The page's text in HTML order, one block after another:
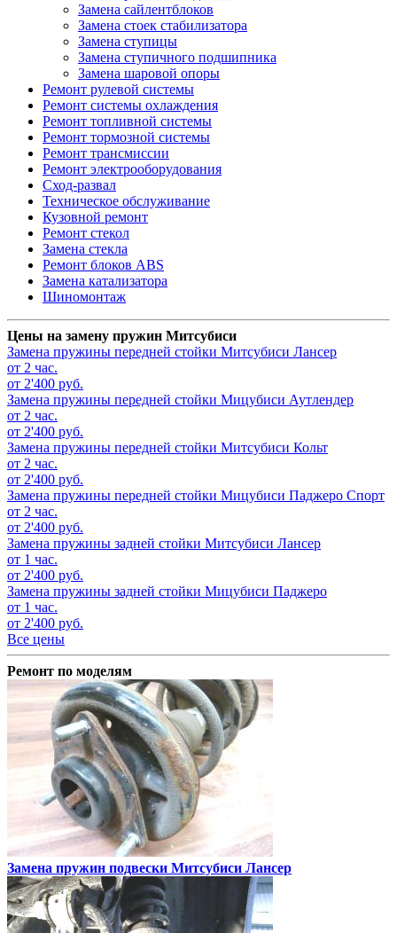
Замена сайлентблоков
Замена стоек стабилизатора
Замена ступицы
Замена ступичного подшипника
Замена шаровой опоры
Ремонт рулевой системы
Ремонт системы охлаждения
Ремонт топливной системы
Ремонт тормозной системы
Ремонт трансмиссии
Ремонт электрооборудования
Сход-развал
Техническое обслуживание
Кузовной ремонт
Ремонт стекол
Замена стекла
Ремонт блоков ABS
Замена катализатора
Шиномонтаж
Цены на замену пружин Митсубиси
Замена пружины передней стойки Митсубиси Лансер
от 2 час.
от 2'400 руб.
Замена пружины передней стойки Мицубиси Аутлендер
от 2 час.
от 2'400 руб.
Замена пружины передней стойки Митсубиси Кольт
от 2 час.
от 2'400 руб.
Замена пружины передней стойки Мицубиси Паджеро Спорт
от 2 час.
от 2'400 руб.
Замена пружины задней стойки Митсубиси Лансер
от 1 час.
от 2'400 руб.
Замена пружины задней стойки Мицубиси Паджеро
от 1 час.
от 2'400 руб.
Все цены
Ремонт по моделям
Замена пружин подвески Митсубиси Лансер